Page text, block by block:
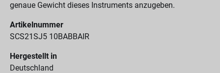
genaue Gewicht dieses Instruments anzugeben.
Artikelnummer
SCS21SJ5 10BABBAIR
Hergestellt in
Deutschland